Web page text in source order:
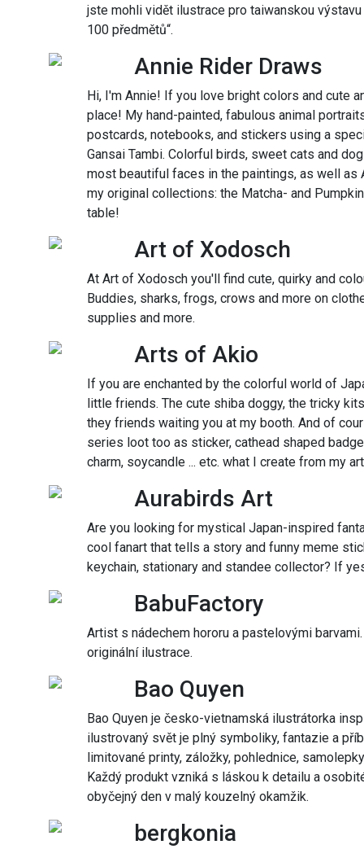
jste mohli vidět ilustrace pro taiwanskou výstavu
100 předmětů“.
Annie Rider Draws
Hi, I'm Annie! If you love bright colors and cute
place! My hand-painted, fabulous animal
postcards, notebooks, and stickers using a
Gansai Tambi. Colorful birds, sweet cats and
most beautiful faces in the paintings, as well as
my original collections: the Matcha- and
table!
Art of Xodosch
At Art of Xodosch you'll find cute, quirky and
Buddies, sharks, frogs, crows and more on
supplies and more.
Arts of Akio
If you are enchanted by the colorful world of
little friends. The cute shiba doggy, the tricky
they friends waiting you at my booth. And of
series loot too as sticker, cathead shaped
charm, soycandle ... etc. what I create from my
Aurabirds Art
Are you looking for mystical Japan-inspired
cool fanart that tells a story and funny meme
keychain, stationary and standee collector? If
BabuFactory
Artist s nádechem hororu a pastelovými
originální ilustrace.
Bao Quyen
Bao Quyen je česko-vietnamská ilustrátorka
ilustrovaný svět je plný symboliky, fantazie a
limitované printy, záložky, pohlednice,
Každý produkt vzniká s láskou k detailu a
obyčejný den v malý kouzelný okamžik.
bergkonia